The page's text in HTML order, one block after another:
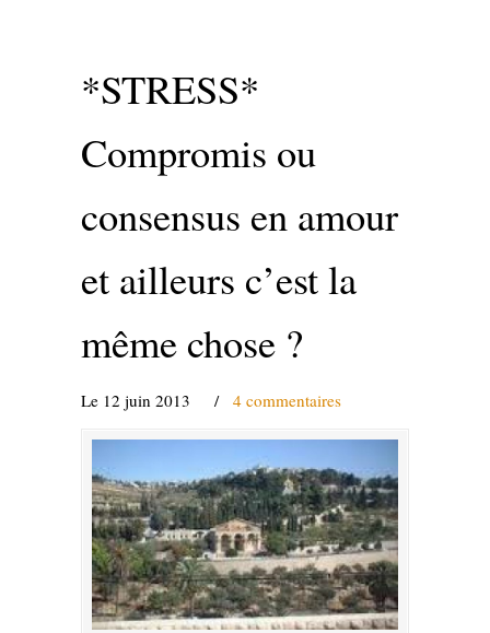
*STRESS*
Compromis ou
consensus en amour
et ailleurs c’est la
même chose ?
Le 12 juin 2013 / 4 commentaires